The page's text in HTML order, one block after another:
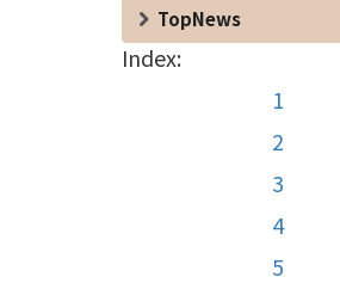
TopNews
Index:
1
2
3
4
5